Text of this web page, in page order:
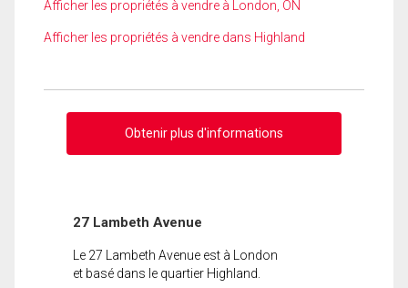
Afficher les propriétés à vendre à London, ON
Afficher les propriétés à vendre dans Highland
Obtenir plus d'informations
27 Lambeth Avenue
Le 27 Lambeth Avenue est à London
et basé dans le quartier Highland.